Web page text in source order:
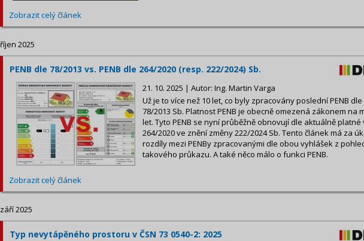
Zobrazit celý článek
říjen 2025
PENB dle 78/2013 vs. PENB dle 264/2020 (resp. 222/2024) Sb.
21. 10. 2025 | Autor: Ing. Martin Varga
Už je to více než 10 let, co byly zpracovány poslední PENB dle
78/2013 Sb. Platnost PENB je obecně omezená zákonem na
let. Tyto PENB se nyní průběžně obnovují dle aktuálně platné
264/2020 ve znění změny 222/2024 Sb. Tento článek má za
rozdíly mezi PENBy zpracovanými dle obou vyhlášek z
takového průkazu. A také něco málo o funkci PENB.
Zobrazit celý článek
září 2025
Typ nevytápěného prostoru v ČSN 73 0540-2: 2025